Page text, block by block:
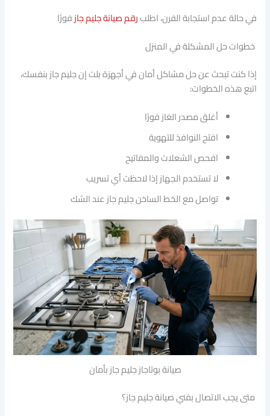
في حالة عدم استجابة الفرن، اطلبرقم صيانة جليم جازفورًا
خطوات حل المشكلة في المنزل
إذا كنت تبحث عن حل مشاكل أمان في أجهزة بلت إن جليم جاز بنفسك،
اتبع هذه الخطوات:
أغلق مصدر الغاز فورًا
افتح النوافذ للتهوية
افحص الشعلات والمفاتيح
لا تستخدم الجهاز إذا لاحظت أي تسريب
تواصل مع الخط الساخن جليم جاز عند الشك
صيانة بوتاجاز جليم جاز بأمان
متى يجب الاتصال بفني صيانة جليم جاز؟